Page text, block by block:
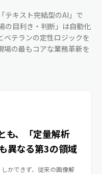
テキスト完結型のAI」で
の目利き・判断」は自動化
テランの定性ロジックを
場の最もコアな業務革新を
も、「定量解析
異なる第3の領域
かできず、従来の画像解